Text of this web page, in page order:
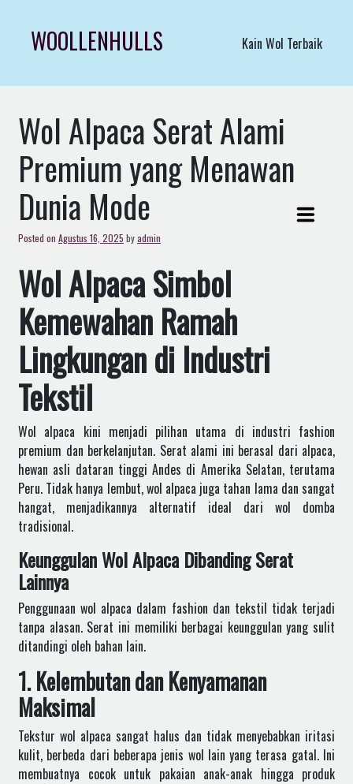
contentWOOLLENHULLS Kain Wol Terbaik
Wol Alpaca Serat Alami
Premium yang Menawan
Dunia Mode
Posted on Agustus 16, 2025 byadmin
Wol Alpaca Simbol
Kemewahan Ramah
Lingkungan di Industri
Tekstil
Wol alpaca kini menjadi pilihan utama di industri fashion
premium dan berkelanjutan. Serat alami ini berasal dari alpaca,
hewan asli dataran tinggi Andes di Amerika Selatan, terutama
Peru. Tidak hanya lembut, wol alpaca juga tahan lama dan sangat
hangat, menjadikannya alternatif ideal dari wol domba
tradisional.
Keunggulan Wol Alpaca Dibanding Serat
Lainnya
Penggunaan wol alpaca dalam fashion dan tekstil tidak terjadi
tanpa alasan. Serat ini memiliki berbagai keunggulan yang sulit
ditandingi oleh bahan lain.
1. Kelembutan dan Kenyamanan
Maksimal
Tekstur wol alpaca sangat halus dan tidak menyebabkan iritasi
kulit, berbeda dari beberapa jenis wol lain yang terasa gatal. Ini
membuatnya cocok untuk pakaian anak-anak hingga produk